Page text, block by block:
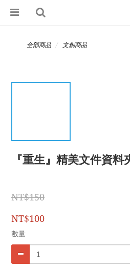
全部商品 文創商品
『重生』精美文件資料
NT$150
NT$100
數量